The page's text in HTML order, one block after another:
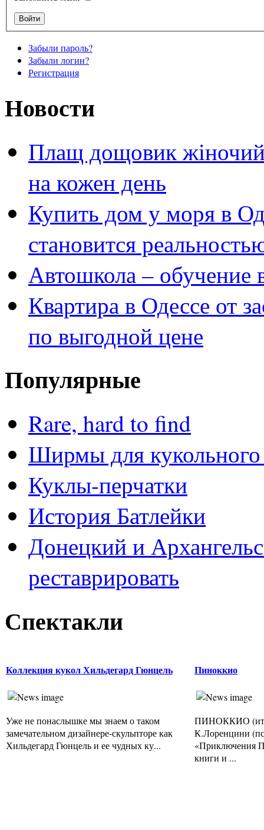
Забыли пароль?
Забыли логин?
Регистрация
Новости
Плащ дощовик
на кожен день
Купить дом у моря в
становится
Автошкола – обучение
Квартира в Одессе от
по выгодной цене
Популярные
Rare, hard to find
Ширмы для кукольного
Куклы-перчатки
История Батлейки
Донецкий и
реставрировать
Спектакли
Коллекция кукол Хильдегард Гюнцель
Уже не понаслышке мы знаем о таком
замечательном дизайнере-скульпторе как
Хильдегард Гюнцель и ее чудных ку...
Пиноккио
ПИНОККИО
К.Лоренцини
«Приключения
книги и ...